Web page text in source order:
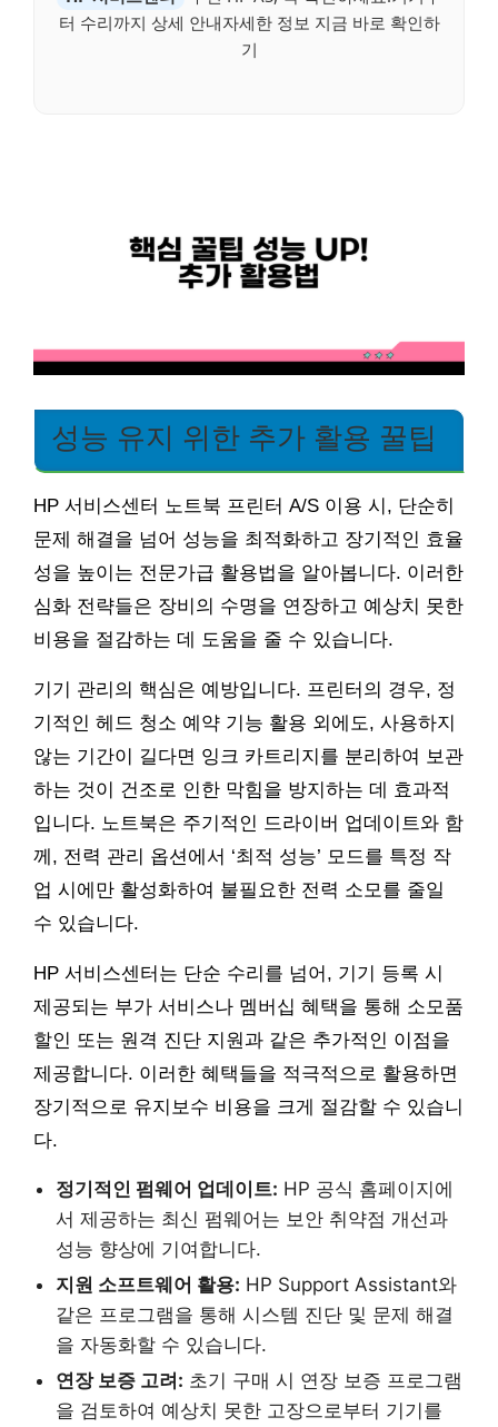
터 수리까지 상세 안내자세한 정보 지금 바로 확인하
기
성능 유지 위한 추가 활용 꿀팁
HP 서비스센터 노트북 프린터 A/S 이용 시, 단순히
문제 해결을 넘어 성능을 최적화하고 장기적인 효율
성을 높이는 전문가급 활용법을 알아봅니다. 이러한
심화 전략들은 장비의 수명을 연장하고 예상치 못한
비용을 절감하는 데 도움을 줄 수 있습니다.
기기 관리의 핵심은 예방입니다. 프린터의 경우, 정
기적인 헤드 청소 예약 기능 활용 외에도, 사용하지
않는 기간이 길다면 잉크 카트리지를 분리하여 보관
하는 것이 건조로 인한 막힘을 방지하는 데 효과적
입니다. 노트북은 주기적인 드라이버 업데이트와 함
께, 전력 관리 옵션에서 ‘최적 성능’ 모드를 특정 작
업 시에만 활성화하여 불필요한 전력 소모를 줄일
수 있습니다.
HP 서비스센터는 단순 수리를 넘어, 기기 등록 시
제공되는 부가 서비스나 멤버십 혜택을 통해 소모품
할인 또는 원격 진단 지원과 같은 추가적인 이점을
제공합니다. 이러한 혜택들을 적극적으로 활용하면
장기적으로 유지보수 비용을 크게 절감할 수 있습니
다.
정기적인 펌웨어 업데이트: HP 공식 홈페이지에
서 제공하는 최신 펌웨어는 보안 취약점 개선과
성능 향상에 기여합니다.
지원 소프트웨어 활용: HP Support Assistant와
같은 프로그램을 통해 시스템 진단 및 문제 해결
을 자동화할 수 있습니다.
연장 보증 고려: 초기 구매 시 연장 보증 프로그램
을 검토하여 예상치 못한 고장으로부터 기기를